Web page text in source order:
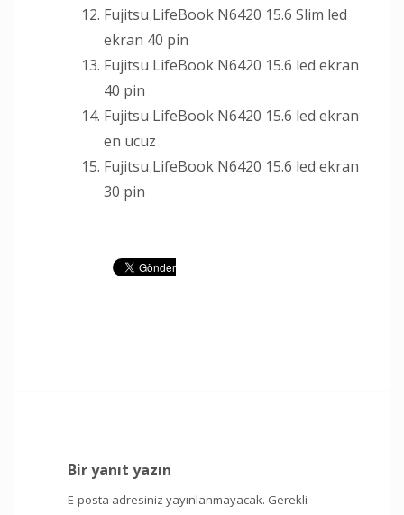
Fujitsu LifeBook N6420 15.6 Slim led
ekran 40 pin
Fujitsu LifeBook N6420 15.6 led ekran
40 pin
Fujitsu LifeBook N6420 15.6 led ekran
en ucuz
Fujitsu LifeBook N6420 15.6 led ekran
30 pin
Bir yanıt yazın
E-posta adresiniz yayınlanmayacak. Gerekli